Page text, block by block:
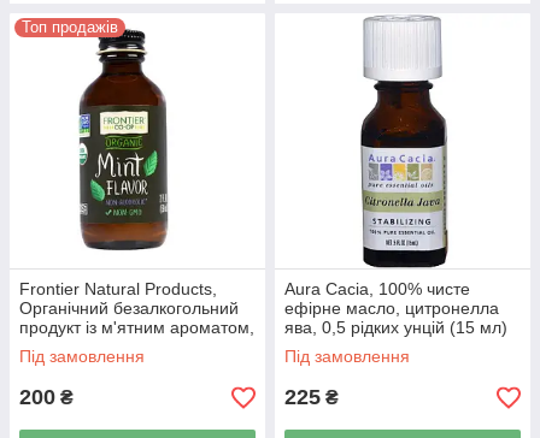
Топ продажів
Frontier Natural Products,
Органічний безалкогольний
продукт із м'ятним ароматом,
2 рідкі унції (59 мл)
Під замовлення
200 ₴
Aura Cacia, 100% чисте
ефірне масло, цитронелла
ява, 0,5 рідких унцій (15 мл)
Під замовлення
225 ₴